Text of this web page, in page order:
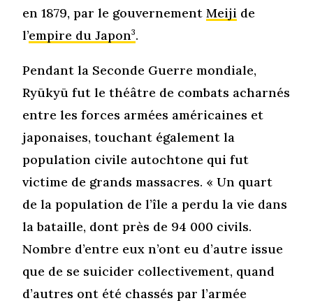
en 1879, par le gouvernementMeiji de
l’empire du Japon3.
Pendant la Seconde Guerre mondiale,
Ryūkyū fut le théâtre de combats acharnés
entre les forces armées américaines et
japonaises, touchant également la
population civile autochtone qui fut
victime de grands massacres. « Un quart
de la population de l’île a perdu la vie dans
la bataille, dont près de 94 000 civils.
Nombre d’entre eux n’ont eu d’autre issue
que de se suicider collectivement, quand
d’autres ont été chassés par l’armée